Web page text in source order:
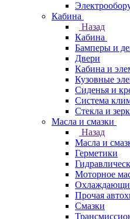
Кабина
Назад
Кабина
Бамперы и
Двери
Кабина и
Кузовные
Сиденья и
Система
Стекла и
Масла и смазки
Назад
Масла и
Герметики
Моторное
Прочая
Смазки